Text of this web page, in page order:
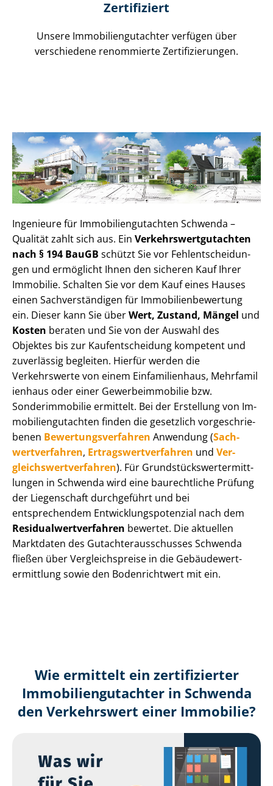
Zertifiziert
Unsere Immobilien­gutachter verfügen über
verschiedene renommierte Zer­ti­fi­zie­run­gen.
Ingenieure für Im­mo­bi­li­en­gut­ach­ten Schwenda –
Qualität zahlt sich aus. Ein Ver­kehrs­wert­gut­ach­ten
nach § 194 BauGB schützt Sie vor Fehl­ent­schei­dun­
gen und ermöglicht Ihnen den sicheren Kauf Ihrer
Immobilie. Schalten Sie vor dem Kauf eines Hauses
einen Sach­ver­stän­di­gen für Im­mo­bi­li­en­be­wer­tung
ein. Dieser kann Sie überWert, Zustand, Mängel und
Kosten beraten und Sie von der Auswahl des
Objektes bis zur Kauf­ent­schei­dung kompetent und
zuverlässig begleiten. Hierfür werden die
Verkehrswerte von einem Einfamilienhaus, Mehr­fa­mi­l
i­en­haus oder einer Ge­wer­be­im­mo­bi­lie bzw.
Sonderimmobilie ermittelt. Bei der Erstellung von Im­
mo­bi­li­en­gut­ach­ten finden die gesetzlich vor­ge­schrie­
be­nen Be­wer­tungs­ver­fah­ren Anwendung (Sach­
wert­ver­fah­ren, Er­trags­wert­ver­fah­ren und Ver­
gleichs­wert­ver­fah­ren). Für Grund­stücks­wert­ermitt­
lun­gen in Schwenda wird eine baurechtliche Prüfung
der Liegenschaft durchgeführt und bei
entsprechendem Ent­wick­lungs­po­ten­zi­al nach dem
Re­si­du­al­wert­ver­fah­ren bewertet. Die aktuellen
Marktdaten des Gut­ach­ter­aus­schus­ses Schwenda
fließen über Ver­gleichs­prei­se in die Ge­bäu­de­wert­
ermitt­lung sowie den Bodenrichtwert mit ein.
Wie ermittelt ein zertifizierter
Immobilien­gutachter in Schwenda
den Verkehrswert einer Immobilie?